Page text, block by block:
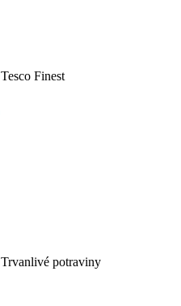
Tesco Finest
Trvanlivé potraviny